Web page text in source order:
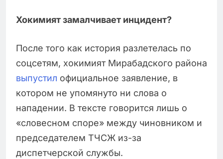
Хокимият замалчивает инцидент?
После того как история разлетелась по
соцсетям, хокимият Мирабадского района
выпустил официальное заявление, в
котором не упомянуто ни слова о
нападении. В тексте говорится лишь о
«словесном споре» между чиновником и
председателем ТЧСЖ из-за
диспетчерской службы.